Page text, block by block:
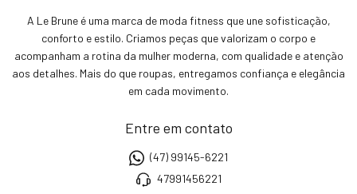
A Le Brune é uma marca de moda fitness que une sofisticação,
conforto e estilo. Criamos peças que valorizam o corpo e
acompanham a rotina da mulher moderna, com qualidade e atenção
aos detalhes. Mais do que roupas, entregamos confiança e elegância
em cada movimento.
Entre em contato
(47) 99145-6221
47991456221